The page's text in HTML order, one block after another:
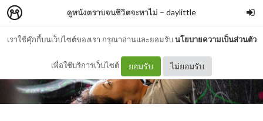
เราใช้คุ๊กกี้บนเว็บไซต์ของเรา กรุณาอ่านและยอมรับนโยบายความเป็นส่วนตัว
เพื่อใช้บริการเว็บไซต์ ยอมรับ ไม่ยอมรับ
ดูหนังตราบจนชีวิตจะหาไม่ – daylittle